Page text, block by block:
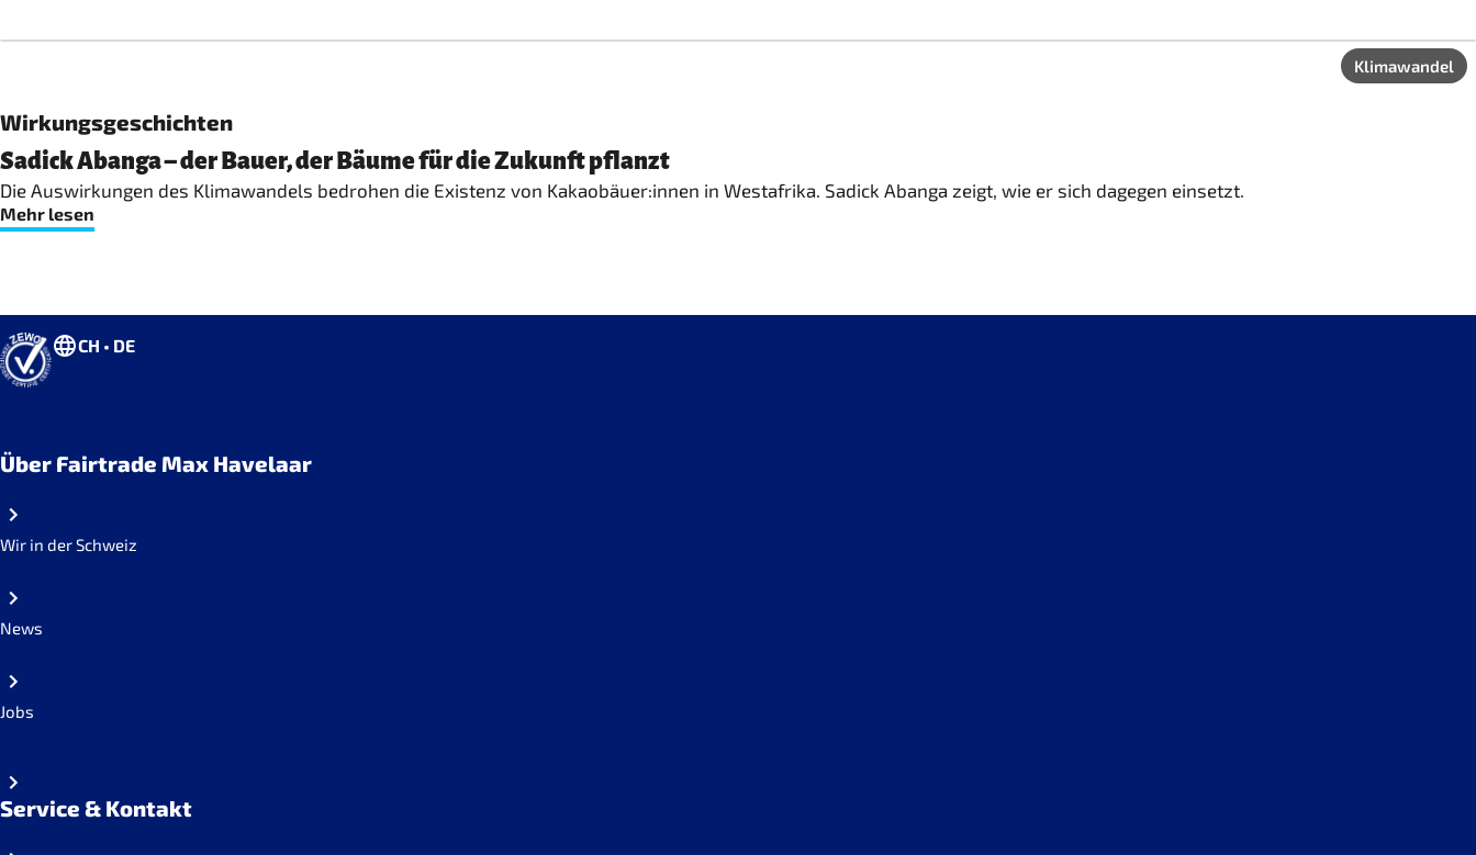
Klimawandel
Wirkungsgeschichten
Sadick Abanga – der Bauer, der Bäume für die Zukunft pflanzt
Die Auswirkungen des Klimawandels bedrohen die Existenz von Kakaobäuer:innen in Westafrika. Sadick Abanga zeigt, wie er sich dagegen einsetzt.
Mehr lesen
CH • DE
Über Fairtrade Max Havelaar
Wir in der Schweiz
News
Jobs
Service & Kontakt